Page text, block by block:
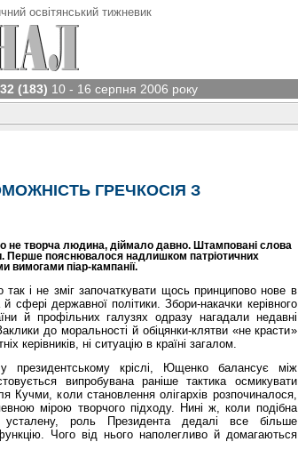
освітянський тижневик
(183) 10 - 16 серпня 2006 року
ГРЕЧКОСІЯ З
не творча людина, діймало давно. Штамповані слова
Перше пояснювалося надлишком патріотичних
вимогами піар-кампанії.
і не зміг започаткувати щось принципово нове в
сфері державної політики. Збори-накачки керівного
й профільних галузях одразу нагадали недавні
до моральності й обіцянки-клятви «не красти»
керівників, ні ситуацію в країні загалом.
кріслі, Ющенко балансує між
випробувана раніше тактика осмикувати
Кучми, коли становлення олігархів розпочиналося,
мірою творчого підходу. Нині ж, коли подібна
усталену, роль Президента дедалі все більше
Чого від нього наполегливо й домагаються